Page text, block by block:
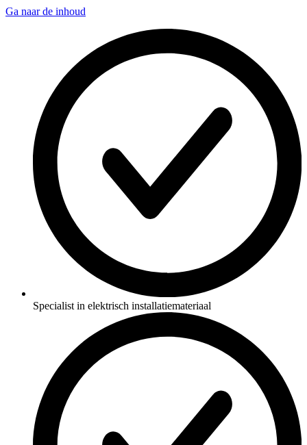
Ga naar de inhoud
Specialist in elektrisch installatiemateriaal